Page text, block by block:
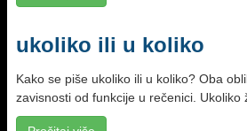
ukoliko ili u koliko
Kako se piše ukoliko ili u koliko? Oba
zavisnosti od funkcije u rečenici. Ukoliko